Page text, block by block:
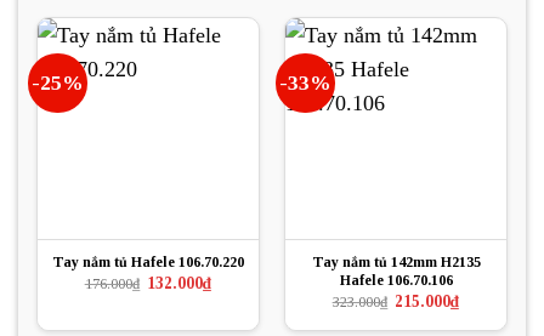
124.000₫.
220.000₫.
-25%
Tay nắm tủ Hafele 106.70.220
176.000₫ Giá
132.000₫Giá
hiện
-33%
Tay nắm tủ 142mm H2135
Hafele 106.70.106
323.000₫ Giá
là:
215.000₫Giá
hiện
tại